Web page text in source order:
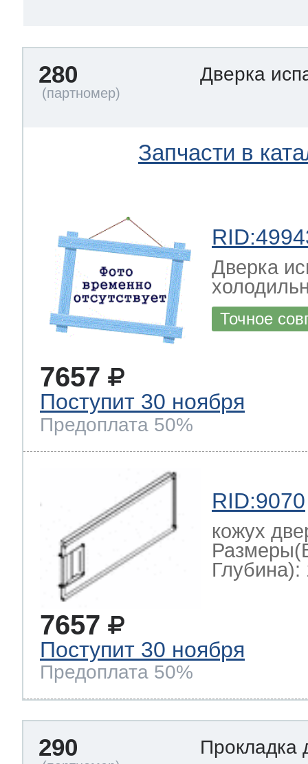
280 Дверка
Запчасти в
Дверка
Точное
7657
Поступит 30 ноября
Предоплата 50%
RID:9070
кожух
Глубина):
7657
Поступит 30 ноября
Предоплата 50%
290 Прокладка